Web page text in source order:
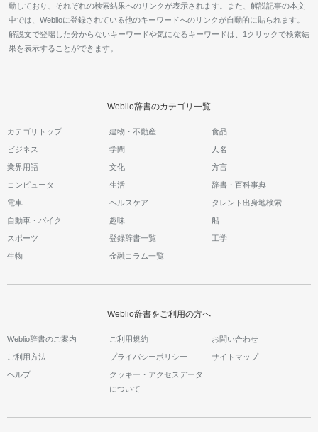
動しており、それぞれの検索結果へのリンクが表示されます。また、解説記事の本文
中では、Weblioに登録されている他のキーワードへのリンクが自動的に貼られます。
解説文で登場した分からないキーワードや気になるキーワードは、1クリックで検索結
果を表示することができます。
Weblio辞書のカテゴリ一覧
カテゴリトップ 建物・不動産 食品
ビジネス 学問 人名
業界用語 文化 方言
コンピュータ 生活 辞書・百科事典
電車 ヘルスケア タレント出身地検索
自動車・バイク 趣味 船
スポーツ 登録辞書一覧 工学
生物 金融コラム一覧
Weblio辞書をご利用の方へ
Weblio辞書のご案内 ご利用規約 お問い合わせ
ご利用方法 プライバシーポリシー サイトマップ
ヘルプ
クッキー・アクセスデータ
について